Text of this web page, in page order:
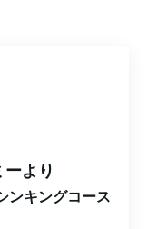
より
ンキングコース